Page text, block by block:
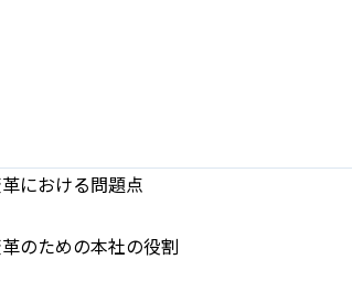
における問題点
のための本社の役割